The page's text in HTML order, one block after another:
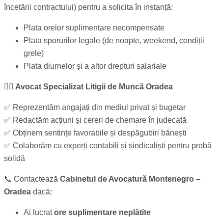
încetării contractului) pentru a solicita în instanță:
Plata orelor suplimentare necompensate
Plata sporurilor legale (de noapte, weekend, condiții
grele)
Plata diurnelor și a altor drepturi salariale
👨‍⚖️ Avocat Specializat Litigii de Muncă Oradea
✅ Reprezentăm angajați din mediul privat și bugetar
✅ Redactăm acțiuni și cereri de chemare în judecată
✅ Obținem sentințe favorabile și despăgubiri bănești
✅ Colaborăm cu experți contabili și sindicaliști pentru probă
solidă
📞 Contactează Cabinetul de Avocatură Montenegro –
Oradea dacă:
Ai lucratore suplimentare neplătite